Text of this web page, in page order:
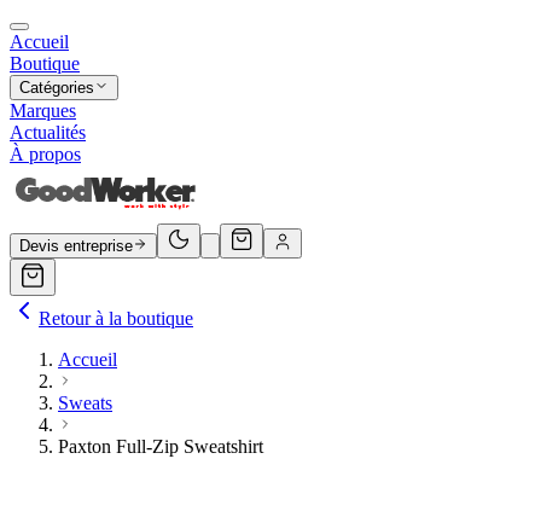
Accueil
Boutique
Catégories
Marques
Actualités
À propos
Devis entreprise
Retour à la boutique
Accueil
Sweats
Paxton Full-Zip Sweatshirt